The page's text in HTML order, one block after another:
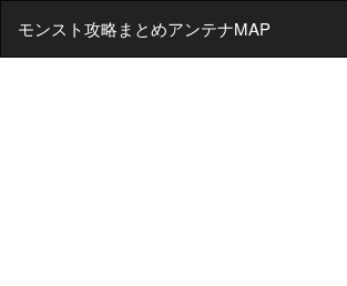
モンスト攻略まとめアンテナMAP